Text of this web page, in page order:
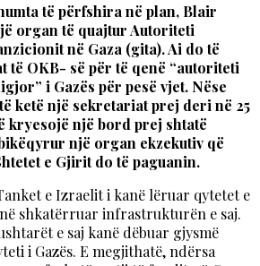
të përfshira në plan, Blair
organ të quajtur Autoriteti
në Gaza (gita). Ai do të
të OKB- së për të qenë “autoriteti
i Gazës për pesë vjet. Nëse
ketë një sekretariat prej deri në 25
kryesojë një bord prej shtatë
një organ ekzekutiv që
e Gjirit do të paguanin.
e Izraelit i kanë lëruar qytetet e
shkatërruar infrastrukturën e saj.
e saj kanë dëbuar gjysmë
i Gazës. E megjithatë, ndërsa